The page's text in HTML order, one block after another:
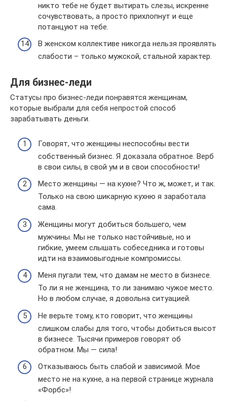
никто тебе не будет вытирать слезы, искренне
сочувствовать, а просто прихлопнут и еще
потанцуют на тебе.
В женском коллективе никогда нельзя проявлять
слабости – только мужской, стальной характер.
Для бизнес-леди
Статусы про бизнес-леди понравятся женщинам,
которые выбрали для себя непростой способ
зарабатывать деньги.
Говорят, что женщины неспособны вести
собственный бизнес. Я доказала обратное. Верб
в свои силы, в свой ум и в свои способности!
Место женщины — на кухне? Что ж, может, и так.
Только на свою шикарную кухню я заработала
сама.
Женщины могут добиться большего, чем
мужчины. Мы не только настойчивые, но и
гибкие, умеем слышать собеседника и готовы
идти на взаимовыгодные компромиссы.
Меня пугали тем, что дамам не место в бизнесе.
То ли я не женщина, то ли занимаю чужое место.
Но в любом случае, я довольна ситуацией.
Не верьте тому, кто говорит, что женщины
слишком слабы для того, чтобы добиться высот
в бизнесе. Тысячи примеров говорят об
обратном. Мы — сила!
Отказываюсь быть слабой и зависимой. Мое
место не на кухне, а на первой странице журнала
«Форбс»!